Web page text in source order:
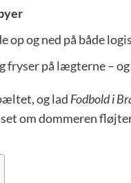
op og ned på både
fryser på lægterne –
og lad Fodbold i
om dommeren